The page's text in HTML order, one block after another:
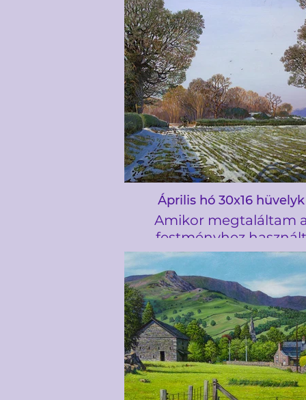
1,2 km-re húzódik,
központjában található
de Catalunyát a Port
Christopher
emlékművel. A La
alkotja a határt keleten a
Gòtic és a nyugati El
szomszédságai között.
festményt egy
ihlette
Április hó 30x16 hüvelyk
Amikor megtaláltam a
festményhez használt
fényképet, azonnal
háttérben lévő fák színe
jelenet derűs jellege. A
meleg, égett Sienna
ellentétben állt a hó
ultramarines kékjével.
árnyékok. Április még
emlékeztethet arra, hogy
még nincs befejezve